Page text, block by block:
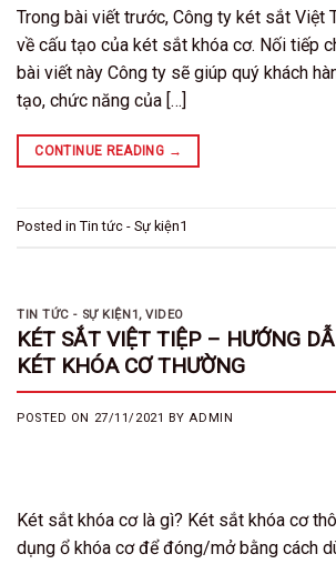
Trong bài viết trước, Công ty két sắt Việt
về cấu tạo của két sắt khóa cơ. Nối tiếp
bài viết này Công ty sẽ giúp quý khách
tạo, chức năng của […]
CONTINUE READING →
Posted in Tin tức - Sự kiện1
TIN TỨC - SỰ KIỆN1,VIDEO
KÉT SẮT VIỆT TIỆP – HƯỚNG
KÉT KHÓA CƠ THƯỜNG
POSTED ON 27/11/2021 BYADMIN
Két sắt khóa cơ là gì? Két sắt khóa cơ
dụng ổ khóa cơ để đóng/mở bằng cách